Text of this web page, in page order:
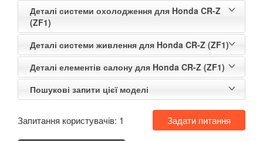
Деталі системи охолодження для Honda CR-Z
(ZF1)
Деталі системи живлення для Honda CR-Z (ZF1)
Деталі елементів салону для Honda CR-Z (ZF1)
Пошукові запити цієї моделі
Запитання користувачів: 1 Задати питання